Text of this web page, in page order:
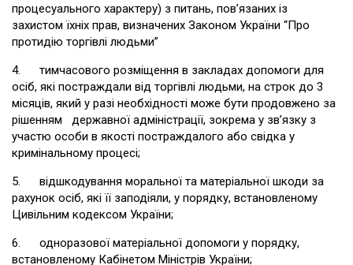
процесуального характеру) з питань, пов’язаних із
захистом їхніх прав, визначених Законом України “Про
протидію торгівлі людьми”
4. тимчасового розміщення в закладах допомоги для
осіб, які постраждали від торгівлі людьми, на строк до 3
місяців, який у разі необхідності може бути продовжено за
рішенням державної адміністрації, зокрема у зв’язку з
участю особи в якості постраждалого або свідка у
кримінальному процесі;
5. відшкодування моральної та матеріальної шкоди за
рахунок осіб, які її заподіяли, у порядку, встановленому
Цивільним кодексом України;
6. одноразової матеріальної допомоги у порядку,
встановленому Кабінетом Міністрів України;